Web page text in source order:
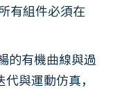
有組件必須在
的有機曲線與過
與運動仿真，